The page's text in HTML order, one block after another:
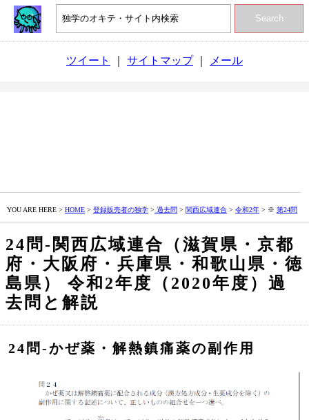
Search
ツイート サイトマップ｜ メール
YOU ARE HERE > HOME > 登録販売者の独学 > 過去問 > 関西広域連合 > 令和2年 > ※ 第24問
24問‐関西広域連合（滋賀県・京都
府・大阪府・兵庫県・和歌山県・徳
島県） 令和2年度（2020年度）過
去問と解説
24問‐かぜ薬・解熱鎮痛薬の副作用